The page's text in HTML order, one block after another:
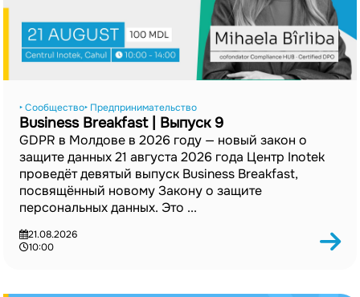
‣ Сообщество‣ Предпринимательство
Business Breakfast | Выпуск 9
GDPR в Молдове в 2026 году — новый закон о
защите данных 21 августа 2026 года Центр Inotek
проведёт девятый выпуск Business Breakfast,
посвящённый новому Закону о защите
персональных данных. Это ...
21.08.2026
10:00